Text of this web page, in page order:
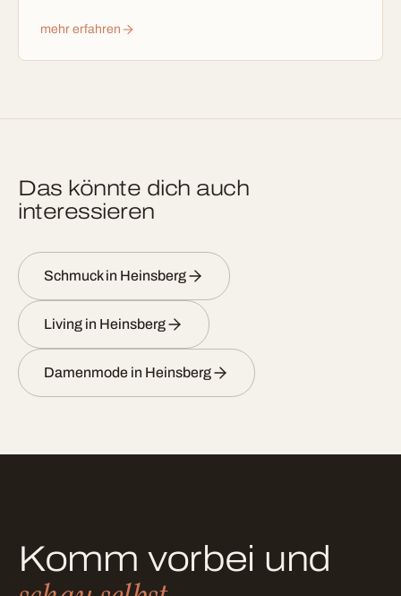
mehr erfahren
Das könnte dich auch
interessieren
Schmuck in Heinsberg
Living in Heinsberg
Damenmode in Heinsberg
Komm vorbei und